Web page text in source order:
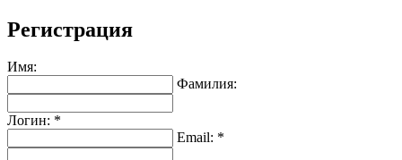
Регистрация
Имя:
Фамилия:
Логин: *
Email: *